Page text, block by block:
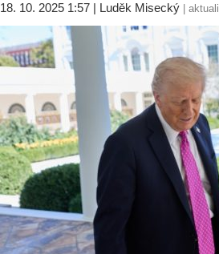
18. 10. 2025 1:57 | Luděk Misecký |